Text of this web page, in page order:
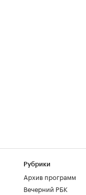
Рубрики
Архив программ
Вечерний РБК